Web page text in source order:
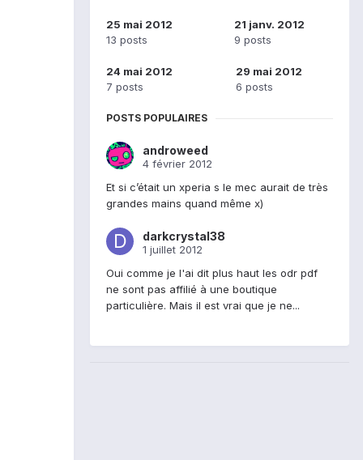
25 mai 2012
13 posts
21 janv. 2012
9 posts
24 mai 2012
7 posts
29 mai 2012
6 posts
POSTS POPULAIRES
androweed
4 février 2012
Et si c’était un xperia s le mec aurait de très
grandes mains quand même x)
darkcrystal38
1 juillet 2012
Oui comme je l'ai dit plus haut les odr pdf
ne sont pas affilié à une boutique
particulière. Mais il est vrai que je ne...